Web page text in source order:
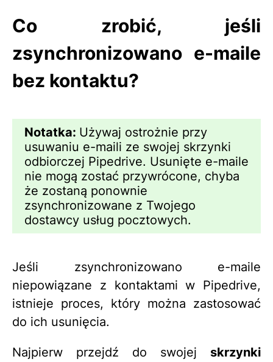
Co zrobić, jeśli
zsynchronizowano e-maile
bez kontaktu?
Notatka: Używaj ostrożnie przy
usuwaniu e-maili ze swojej skrzynki
odbiorczej Pipedrive. Usunięte e-maile
nie mogą zostać przywrócone, chyba
że zostaną ponownie
zsynchronizowane z Twojego
dostawcy usług pocztowych.
Jeśli zsynchronizowano e-maile
niepowiązane z kontaktami w Pipedrive,
istnieje proces, który można zastosować
do ich usunięcia.
Najpierw przejdź do swojej skrzynki